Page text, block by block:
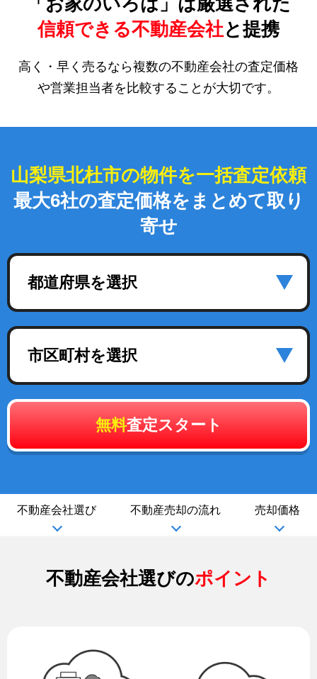
信頼できる不動産会社と提携
高く・早く売るなら複数の不動産会社の査定価格
や営業担当者を比較することが大切です。
山梨県北杜市の物件を一括査定依頼
最大6社の査定価格をまとめて取り
寄せ
都道府県を選択
市区町村を選択
無料査定スタート
不動産会社選び 不動産売却の流れ 売却価格
不動産会社選びのポイント